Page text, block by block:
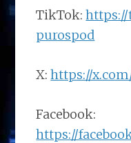
TikTok:
purospod
X:https://
Facebook:
https://